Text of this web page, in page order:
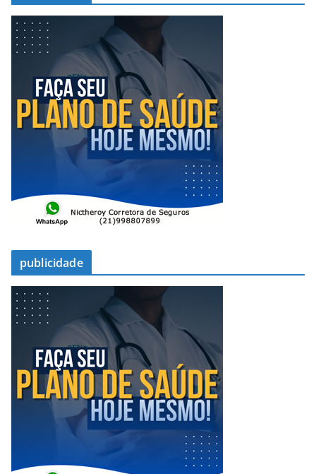
publicidade